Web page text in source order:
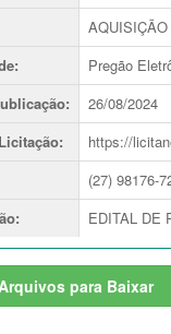
:
Pregão
:
26/08/2024
:
https://
(27) 98176-
: EDITAL DE
para Baixar